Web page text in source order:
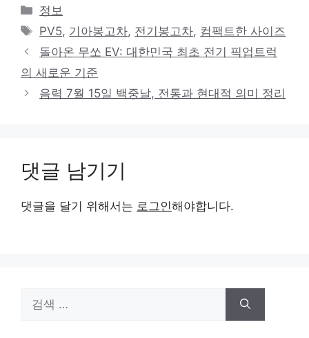
카
테
리
정보
태
그
PV5, 기아봉고차, 전기봉고차, 컴팩트한 사이즈
돌아온 무쏘 EV: 대한민국 최초 전기 픽업트럭
의 새로운 기준
음력 7월 15일 백중날, 전통과 현대적 의미 정리
댓글 남기기
댓글을 달기 위해서는 로그인해야합니다.
색: